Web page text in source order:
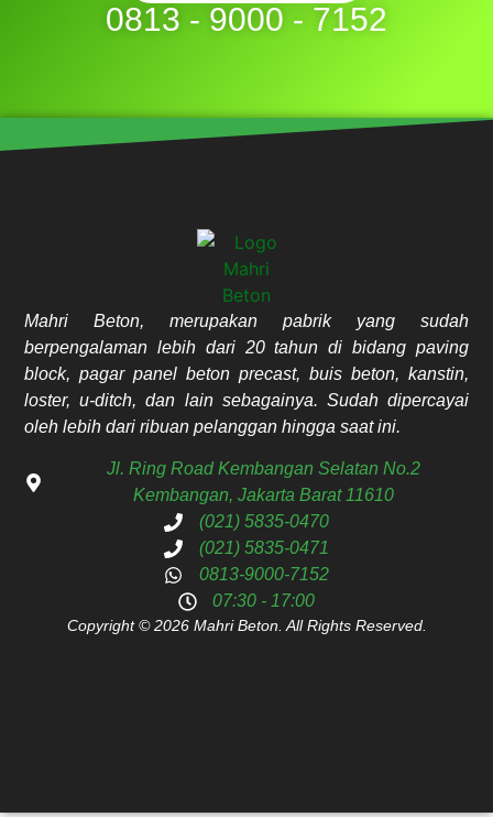
0813 - 9000 - 7152
Mahri Beton, merupakan pabrik yang sudah
berpengalaman lebih dari 20 tahun di bidang paving
block, pagar panel beton precast, buis beton, kanstin,
loster, u-ditch, dan lain sebagainya. Sudah dipercayai
oleh lebih dari ribuan pelanggan hingga saat ini.
Jl. Ring Road Kembangan Selatan No.2
Kembangan, Jakarta Barat 11610
(021) 5835-0470
(021) 5835-0471
0813-9000-7152
07:30 - 17:00
Copyright © 2026 Mahri Beton. All Rights Reserved.